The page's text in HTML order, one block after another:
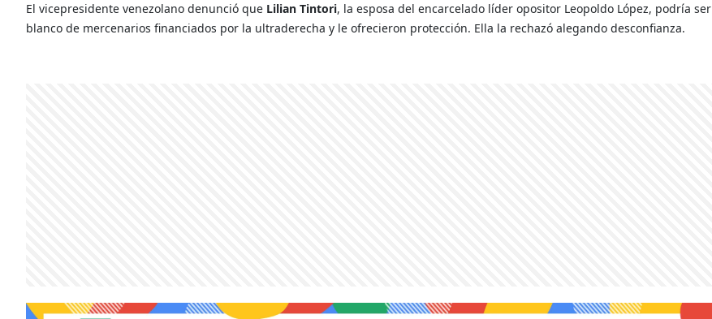
El vicepresidente venezolano denunció que Lilian Tintori, la esposa del encarcelado líder opositor Leopoldo López, podría ser
blanco de mercenarios financiados por la ultraderecha y le ofrecieron protección. Ella la rechazó alegando desconfianza.